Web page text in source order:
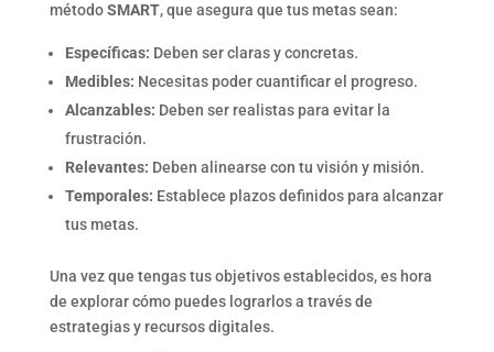
métodoSMART, que asegura que tus metas sean:
Específicas: Deben ser claras y concretas.
Medibles: Necesitas poder cuantificar el progreso.
Alcanzables: Deben ser realistas para evitar la
frustración.
Relevantes: Deben alinearse con tu visión y misión.
Temporales: Establece plazos definidos para alcanzar
tus metas.
Una vez que tengas tus objetivos establecidos, es hora
de explorar cómo puedes lograrlos a través de
estrategias y recursos digitales.